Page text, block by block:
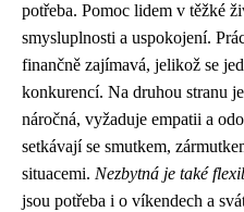
potřeba. Pomoc lidem v těžké
smysluplnosti a uspokojení.
finančně zajímavá, jelikož se
konkurencí. Na druhou stranu
náročná, vyžaduje empatii a
setkávají se smutkem,
situacemi. Nezbytná je také
jsou potřeba i o víkendech a